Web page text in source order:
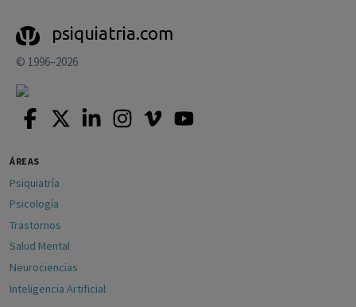
psiquiatria.com
© 1996–2026
ÁREAS
Psiquiatría
Psicología
Trastornos
Salud Mental
Neurociencias
Inteligencia Artificial